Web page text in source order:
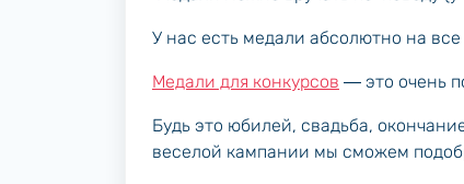
У нас есть медали абсолютно на
Медали для конкурсов ― это очень
Будь это юбилей, свадьба,
веселой кампании мы сможем